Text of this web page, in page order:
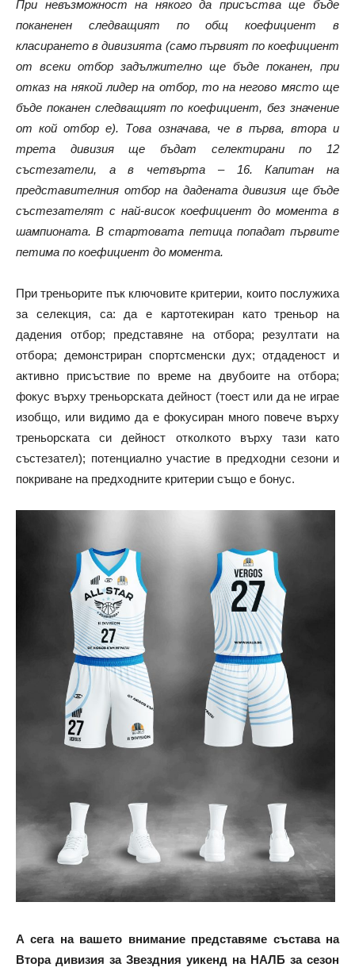
При невъзможност на някого да присъства ще бъде
поканенен следващият по общ коефициент в
класирането в дивизията (само първият по коефициент
от всеки отбор задължително ще бъде поканен, при
отказ на някой лидер на отбор, то на негово място ще
бъде поканен следващият по коефициент, без значение
от кой отбор е). Това означава, че в първа, втора и
трета дивизия ще бъдат селектирани по 12
състезатели, а в четвърта – 16. Капитан на
представителния отбор на дадената дивизия ще бъде
състезателят с най-висок коефициент до момента в
шампионата. В стартовата петица попадат първите
петима по коефициент до момента.
При треньорите пък ключовите критерии, които послужиха
за селекция, са: да е картотекиран като треньор на
дадения отбор; представяне на отбора; резултати на
отбора; демонстриран спортсменски дух; отдаденост и
активно присъствие по време на двубоите на отбора;
фокус върху треньорската дейност (тоест или да не играе
изобщо, или видимо да е фокусиран много повече върху
треньорската си дейност отколкото върху тази като
състезател); потенциално участие в предходни сезони и
покриване на предходните критерии също е бонус.
А сега на вашето внимание представяме състава на
Втора дивизия за Звездния уикенд на НАЛБ за сезон